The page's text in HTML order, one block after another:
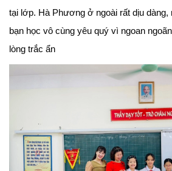
tại lớp. Hà Phương ở ngoài rất dịu
bạn học vô cùng yêu quý vì ngoan
lòng trắc ẩn